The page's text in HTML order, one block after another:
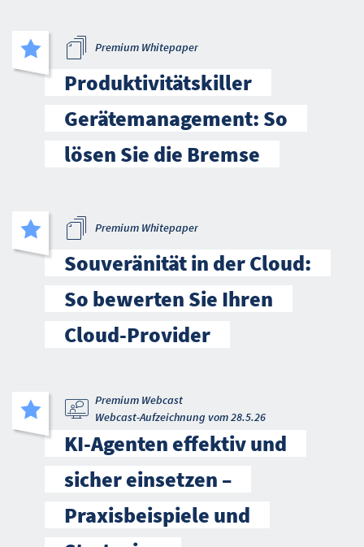
Premium Whitepaper
Produktivitätskiller
Gerätemanagement: So
lösen Sie die Bremse
Premium Whitepaper
Souveränität in der Cloud:
So bewerten Sie Ihren
Cloud-Provider
Premium Webcast
Webcast-Aufzeichnung vom 28.5.26
KI-Agenten effektiv und
sicher einsetzen –
Praxisbeispiele und